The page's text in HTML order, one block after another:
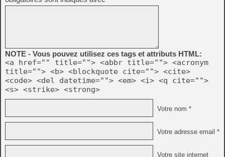
NOTE - Vous pouvez utilisez ces tags et attributs HTML:
<a href="" title=""> <abbr title=""> <acronym
title=""> <b> <blockquote cite=""> <cite>
<code> <del datetime=""> <em> <i> <q cite="">
<s> <strike> <strong>
Votre nom *
Votre adresse email *
Votre site internet